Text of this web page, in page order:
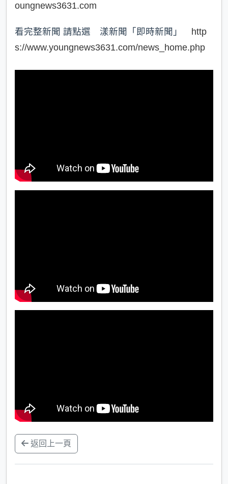
oungnews3631.com
看完整新聞 請點選 漾新聞「即時新聞」 http
s://www.youngnews3631.com/news_home.php
返回上一頁